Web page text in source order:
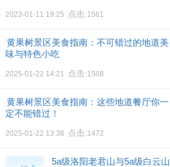
2023-01-11 19:25 点击:1561
黄果树景区美食指南：不可错过的地道美
味与特色小吃
2025-01-22 14:21 点击:1508
黄果树景区美食指南：这些地道餐厅你一
定不能错过！
2025-01-22 13:38 点击:1472
5a级洛阳老君山与5a级白云山